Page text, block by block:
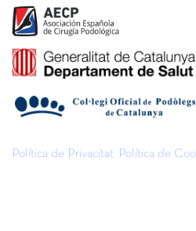
Política de Privacitat Política de